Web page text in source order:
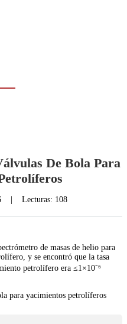
De Bola Para
Lecturas: 108
de masas de helio para
y se encontró que la tasa
petrolífero era ≤1×10⁻⁶